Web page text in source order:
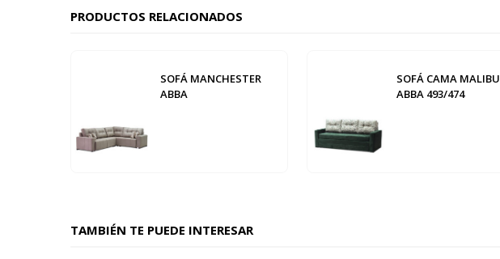
PRODUCTOS RELACIONADOS
SOFÁ MANCHESTER
ABBA
SOFÁ CAMA MALIBU
ABBA 493/474
TAMBIÉN TE PUEDE INTERESAR